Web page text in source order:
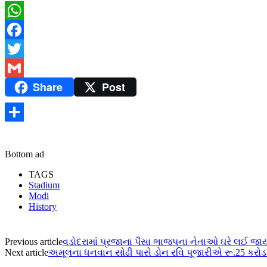
WhatsApp
Facebook
Twitter
Gmail Share Post
Bottom ad
TAGS
Stadium
Modi
History
Previous articleવડોદરામાં પ્રજાના પૈસા ભાજપના નેતાઓ ઘરે લઈ
Next articleઅમૂલના ધનવાન સોઢી પાસે ડોન રવિ પૂજારીએ રૂ.25